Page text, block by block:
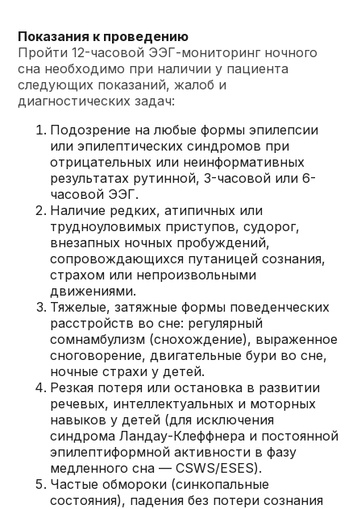
Показания к проведению
Пройти 12-часовой ЭЭГ-мониторинг ночного
сна необходимо при наличии у пациента
следующих показаний, жалоб и
диагностических задач:
Подозрение на любые формы эпилепсии
или эпилептических синдромов при
отрицательных или неинформативных
результатах рутинной, 3-часовой или 6-
часовой ЭЭГ.
Наличие редких, атипичных или
трудноуловимых приступов, судорог,
внезапных ночных пробуждений,
сопровождающихся путаницей сознания,
страхом или непроизвольными
движениями.
Тяжелые, затяжные формы поведенческих
расстройств во сне: регулярный
сомнамбулизм (снохождение), выраженное
сноговорение, двигательные бури во сне,
ночные страхи у детей.
Резкая потеря или остановка в развитии
речевых, интеллектуальных и моторных
навыков у детей (для исключения
синдрома Ландау-Клеффнера и постоянной
эпилептиформной активности в фазу
медленного сна — CSWS/ESES).
Частые обмороки (синкопальные
состояния), падения без потери сознания